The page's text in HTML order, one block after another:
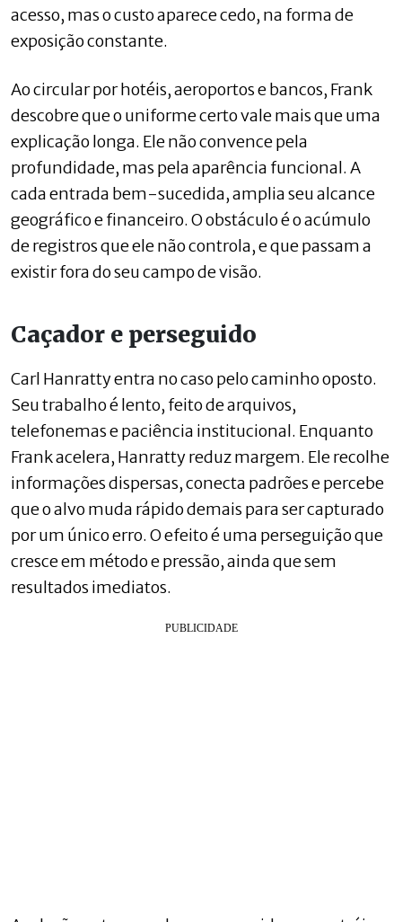
acesso, mas o custo aparece cedo, na forma de
exposição constante.
Ao circular por hotéis, aeroportos e bancos, Frank
descobre que o uniforme certo vale mais que uma
explicação longa. Ele não convence pela
profundidade, mas pela aparência funcional. A
cada entrada bem-sucedida, amplia seu alcance
geográfico e financeiro. O obstáculo é o acúmulo
de registros que ele não controla, e que passam a
existir fora do seu campo de visão.
Caçador e perseguido
Carl Hanratty entra no caso pelo caminho oposto.
Seu trabalho é lento, feito de arquivos,
telefonemas e paciência institucional. Enquanto
Frank acelera, Hanratty reduz margem. Ele recolhe
informações dispersas, conecta padrões e percebe
que o alvo muda rápido demais para ser capturado
por um único erro. O efeito é uma perseguição que
cresce em método e pressão, ainda que sem
resultados imediatos.